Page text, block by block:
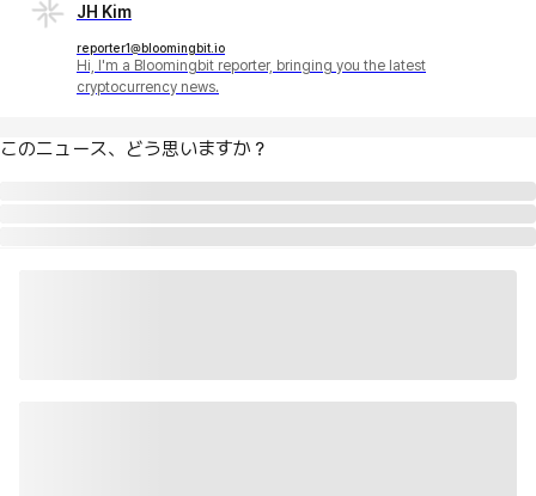
JH Kim
reporter1@bloomingbit.io
Hi, I'm a Bloomingbit reporter, bringing you the latest
cryptocurrency news.
このニュース、どう思いますか？